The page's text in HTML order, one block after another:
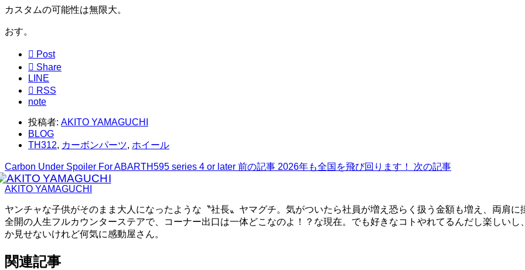
カスタムの可能性は無限大。
おす。
 Post
 Share
LINE
 RSS
note
投稿者: AKITO YAMAGUCHI
BLOG
TH312, カーボンパーツ, ホイール
Carbon Under Spoiler For ABARTH595 series 4 or later 前の記事 2026年も全国を飛び回ります！ 次の記事
AKITO YAMAGUCHI
ヤンチャな子供がそのまま大人になったような〝社長〟ヤマグチ。気がついたら社員が増え恐らく扱う金額も増え、両肩
全開の人生フルカウンターステアで、コーナー出口は一体どこなのよ！？な現在。でも好きなコトやれてるんだし楽しい
か見せないけれど何気に感動屋さん。
関連記事